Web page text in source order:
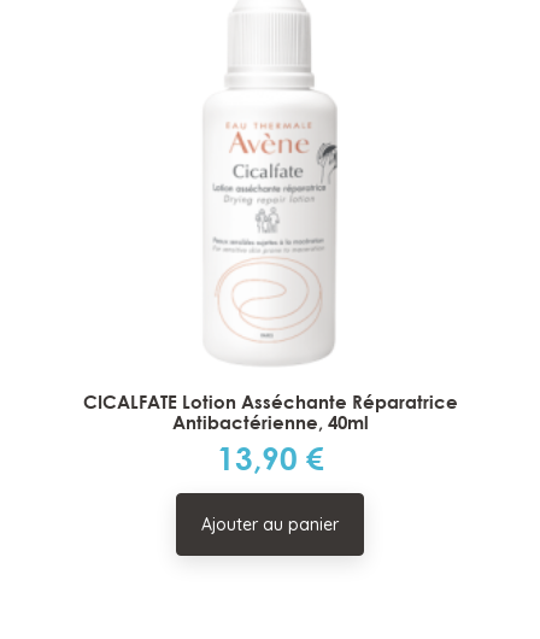
CICALFATE Lotion Asséchante Réparatrice
Antibactérienne, 40ml
Prix
13,90 €
Ajouter au panier